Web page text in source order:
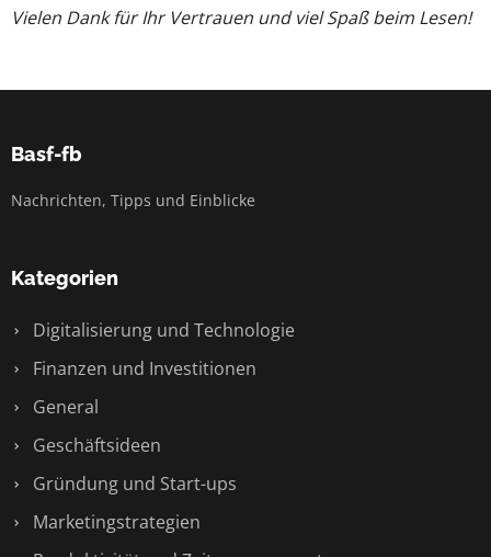
Vielen Dank für Ihr Vertrauen und viel Spaß beim Lesen!
Basf-fb
Nachrichten, Tipps und Einblicke
Kategorien
Digitalisierung und Technologie
Finanzen und Investitionen
General
Geschäftsideen
Gründung und Start-ups
Marketingstrategien